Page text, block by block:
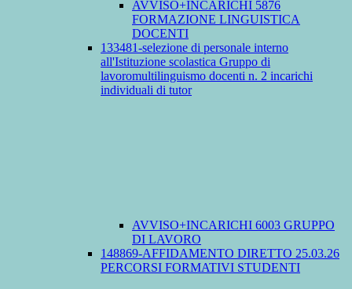
AVVISO+INCARICHI 5876
FORMAZIONE LINGUISTICA
DOCENTI
133481-selezione di personale interno
all'Istituzione scolastica Gruppo di
lavoromultilinguismo docenti n. 2 incarichi
individuali di tutor
AVVISO+INCARICHI 6003 GRUPPO
DI LAVORO
148869-AFFIDAMENTO DIRETTO 25.03.26
PERCORSI FORMATIVI STUDENTI